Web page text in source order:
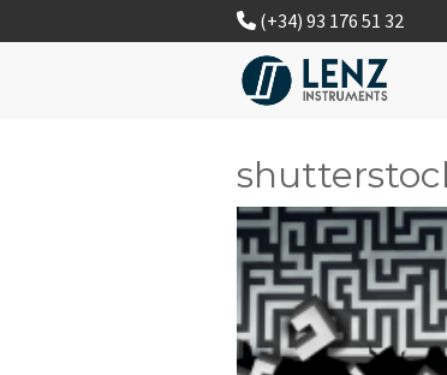
(+34) 93 176 51 32